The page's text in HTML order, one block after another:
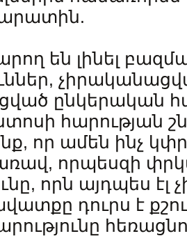
են լինել
ընկերական
հարության
որ ամեն ինչ
առավ, որպեսզի
որն այդպես
դուրս է